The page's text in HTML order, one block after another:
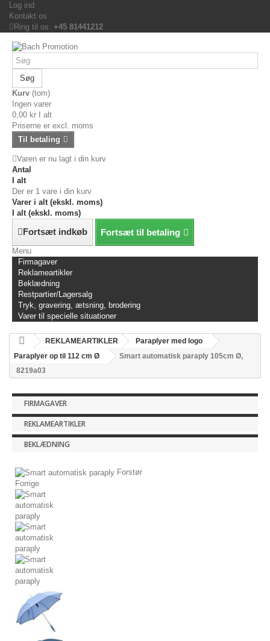
Log ind
Kontakt os
Ring til os: +45 81441212
Søg
Kurv (tom)
Ingen varer
0,00 kr
I alt
Priserne er excl. moms
Til betaling
Varen er nu lagt i din kurv
Antal
I alt
Der er 1 vare i din kurv
Varer i alt (ekskl. moms)
I alt (ekskl. moms)
Fortsæt indkøb Fortsæt til betaling
Menu
Firmagaver
Reklameartikler
Beklædning
Restpartier/Lagersalg
Tryk, gravering, ætsning, brodering
Varer til specielle situationer
REKLAMEARTIKLER
Paraplyer med logo
Paraplyer op til 112 cm Ø
Smart automatisk paraply 105cm Ø,
8219a03
FIRMAGAVER
REKLAMEARTIKLER
BEKLÆDNING
Forstør
Forrige